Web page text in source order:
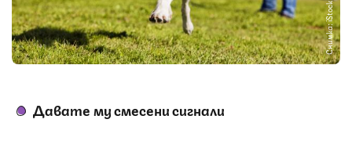
Снимка: iStock
Давате му смесени сигнали